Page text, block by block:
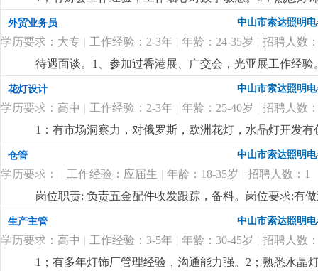
核算，懂看产品bom表。更详细...
外贸业务员 中山市索达照明
学历要求：大专 | 工作经验：2-3年 | 年龄：24-35岁 | 招聘人数
待遇面谈。1、参加过香港展、广交会，光亚展工作经
也有客户平台收入可观。更详细...
花灯设计 中山市索达照明
学历要求：高中 | 工作经验：2-3年 | 年龄：25-40岁 | 招聘人数
1：有市场洞察力，对俄罗斯，欧洲花灯，水晶灯开发
力。更详细...
仓管 中山市索达照明
学历要求： | 工作经验：应届生 | 年龄：18-35岁 | 招聘人数：1
岗位职责: 负责五金配件收发跟踪，备料。岗位要求:有
生产主管 中山市索达照明
学历要求：高中 | 工作经验：3-5年 | 年龄：30-45岁 | 招聘人数
1；有多年灯饰厂管理经验，沟通能力强。2；熟悉水晶